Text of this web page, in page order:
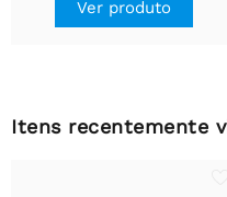
Ver produto
Itens recentemente